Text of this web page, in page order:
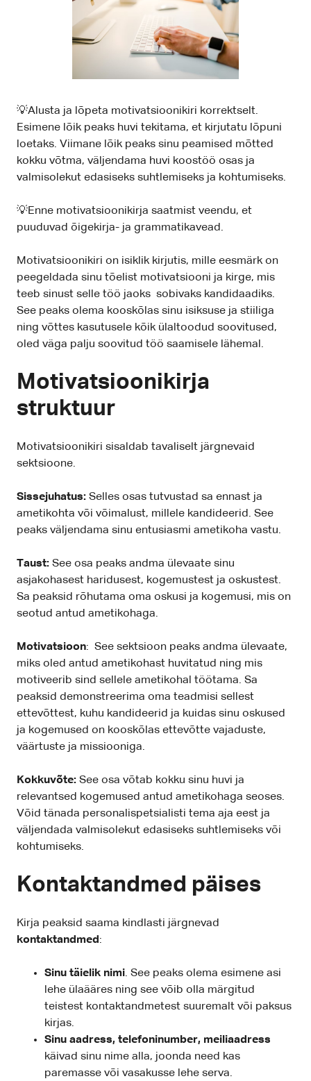
💡Alusta ja lõpeta motivatsioonikiri korrektselt.
Esimene lõik peaks huvi tekitama, et kirjutatu lõpuni
loetaks. Viimane lõik peaks sinu peamised mõtted
kokku võtma, väljendama huvi koostöö osas ja
valmisolekut edasiseks suhtlemiseks ja kohtumiseks.
💡Enne motivatsioonikirja saatmist veendu, et
puuduvad õigekirja- ja grammatikavead.
Motivatsioonikiri on isiklik kirjutis, mille eesmärk on
peegeldada sinu tõelist motivatsiooni ja kirge, mis
teeb sinust selle töö jaoks sobivaks kandidaadiks.
See peaks olema kooskõlas sinu isiksuse ja stiiliga
ning võttes kasutusele kõik ülaltoodud soovitused,
oled väga palju soovitud töö saamisele lähemal.
Motivatsioonikirja
struktuur
Motivatsioonikiri sisaldab tavaliselt järgnevaid
sektsioone.
Sissejuhatus: Selles osas tutvustad sa ennast ja
ametikohta või võimalust, millele kandideerid. See
peaks väljendama sinu entusiasmi ametikoha vastu.
Taust: See osa peaks andma ülevaate sinu
asjakohasest haridusest, kogemustest ja oskustest.
Sa peaksid rõhutama oma oskusi ja kogemusi, mis on
seotud antud ametikohaga.
Motivatsioon: See sektsioon peaks andma ülevaate,
miks oled antud ametikohast huvitatud ning mis
motiveerib sind sellele ametikohal töötama. Sa
peaksid demonstreerima oma teadmisi sellest
ettevõttest, kuhu kandideerid ja kuidas sinu oskused
ja kogemused on kooskõlas ettevõtte vajaduste,
väärtuste ja missiooniga.
Kokkuvõte: See osa võtab kokku sinu huvi ja
relevantsed kogemused antud ametikohaga seoses.
Võid tänada personalispetsialisti tema aja eest ja
väljendada valmisolekut edasiseks suhtlemiseks või
kohtumiseks.
Kontaktandmed päises
Kirja peaksid saama kindlasti järgnevad
kontaktandmed :
Sinu täielik nimi. See peaks olema esimene asi
lehe ülaääres ning see võib olla märgitud
teistest kontaktandmetest suuremalt või paksus
kirjas.
Sinu aadress, telefoninumber, meiliaadress
käivad sinu nime alla, joonda need kas
paremasse või vasakusse lehe serva.